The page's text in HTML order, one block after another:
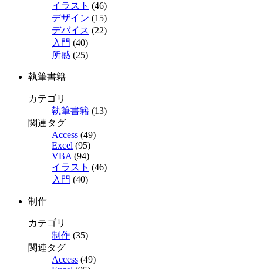
イラスト (46)
デザイン (15)
デバイス (22)
入門 (40)
所感 (25)
執筆書籍
カテゴリ
執筆書籍 (13)
関連タグ
Access (49)
Excel (95)
VBA (94)
イラスト (46)
入門 (40)
制作
カテゴリ
制作 (35)
関連タグ
Access (49)